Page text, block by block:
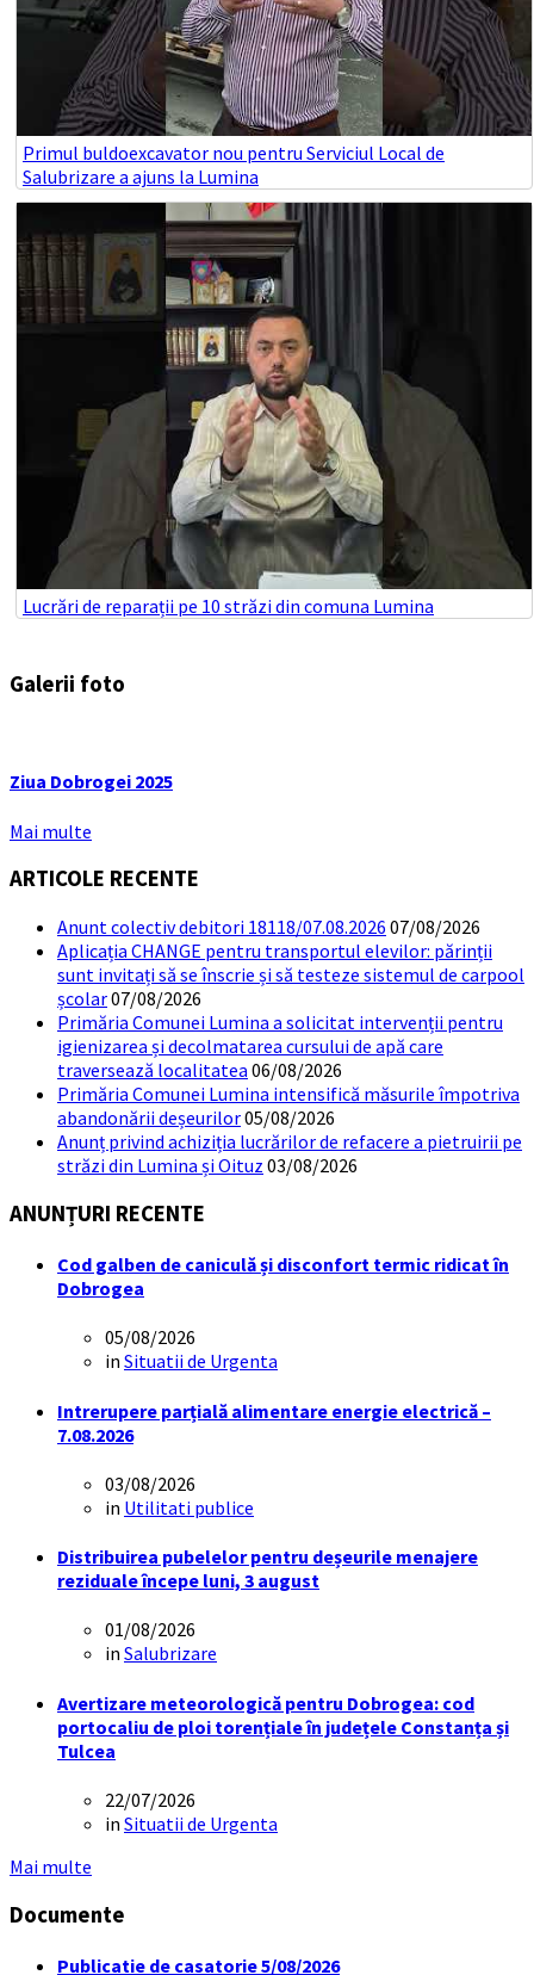
Primul buldoexcavator nou pentru Serviciul Local de
Salubrizare a ajuns la Lumina
Lucrări de reparații pe 10 străzi din comuna Lumina
Galerii foto
Ziua Dobrogei 2025
Mai multe
ARTICOLE RECENTE
Anunt colectiv debitori 18118/07.08.2026 07/08/2026
Aplicația CHANGE pentru transportul elevilor: părinții
sunt invitați să se înscrie și să testeze sistemul de carpool
școlar07/08/2026
Primăria Comunei Lumina a solicitat intervenții pentru
igienizarea și decolmatarea cursului de apă care
traversează localitatea 06/08/2026
Primăria Comunei Lumina intensifică măsurile împotriva
abandonării deșeurilor05/08/2026
Anunț privind achiziția lucrărilor de refacere a pietruirii pe
străzi din Lumina și Oituz 03/08/2026
ANUNȚURI RECENTE
Cod galben de caniculă și disconfort termic ridicat în
Dobrogea
05/08/2026
in Situatii de Urgenta
Intrerupere parțială alimentare energie electrică –
7.08.2026
03/08/2026
in Utilitati publice
Distribuirea pubelelor pentru deșeurile menajere
reziduale începe luni, 3 august
01/08/2026
in Salubrizare
Avertizare meteorologică pentru Dobrogea: cod
portocaliu de ploi torențiale în județele Constanța și
Tulcea
22/07/2026
in Situatii de Urgenta
Mai multe
Documente
Publicatie de casatorie 5/08/2026